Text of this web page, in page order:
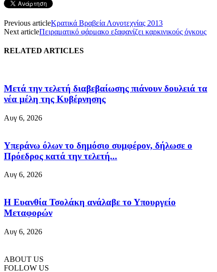
Previous articleΚρατικά Βραβεία Λογοτεχνίας 2013
Next articleΠειραματικό φάρμακο εξαφανίζει καρκινικούς όγκους
RELATED ARTICLES
Μετά την τελετή διαβεβαίωσης πιάνουν δουλειά τα
νέα μέλη της Κυβέρνησης
Αυγ 6, 2026
Υπεράνω όλων το δημόσιο συμφέρον, δήλωσε ο
Πρόεδρος κατά την τελετή...
Αυγ 6, 2026
Η Ευανθία Τσολάκη ανάλαβε το Υπουργείο
Μεταφορών
Αυγ 6, 2026
ABOUT US
FOLLOW US